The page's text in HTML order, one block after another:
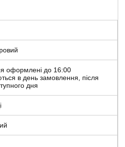
оформлені до 16:00
в день замовлення, після
дня